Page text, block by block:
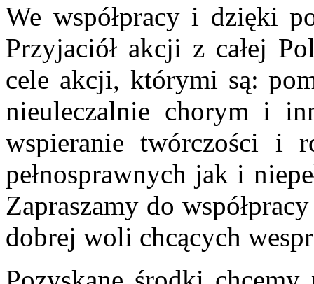
We współpracy i dzięki
Przyjaciół akcji z całej
cele akcji, którymi są:
nieuleczalnie chorym i
wspieranie twórczości i
pełnosprawnych jak i
Zapraszamy do
dobrej woli chcących